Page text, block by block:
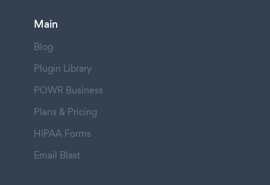
Main
Blog
Plugin Library
POWR Business
Plans & Pricing
HIPAA Forms
Email Blast